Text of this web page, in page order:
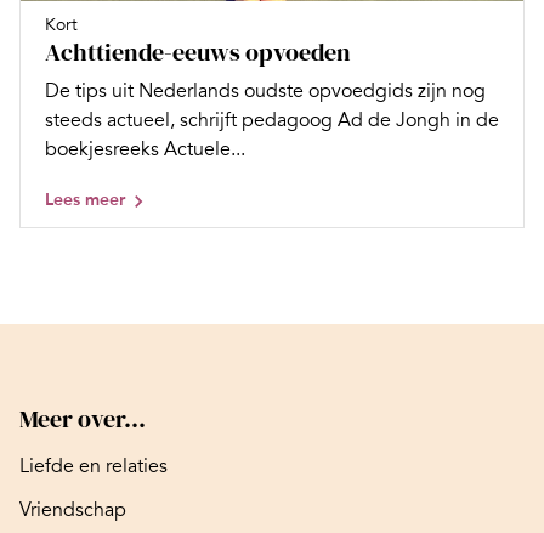
Kort
Achttiende-eeuws opvoeden
De tips uit Nederlands oudste opvoedgids zijn nog
steeds actueel, schrijft pedagoog Ad de Jongh in de
boekjesreeks Actuele...
Lees meer
Meer over...
Liefde en relaties
Vriendschap